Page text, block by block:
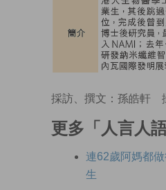
採訪、撰文：孫皓軒
更多「人言人
連62歲阿媽都
生